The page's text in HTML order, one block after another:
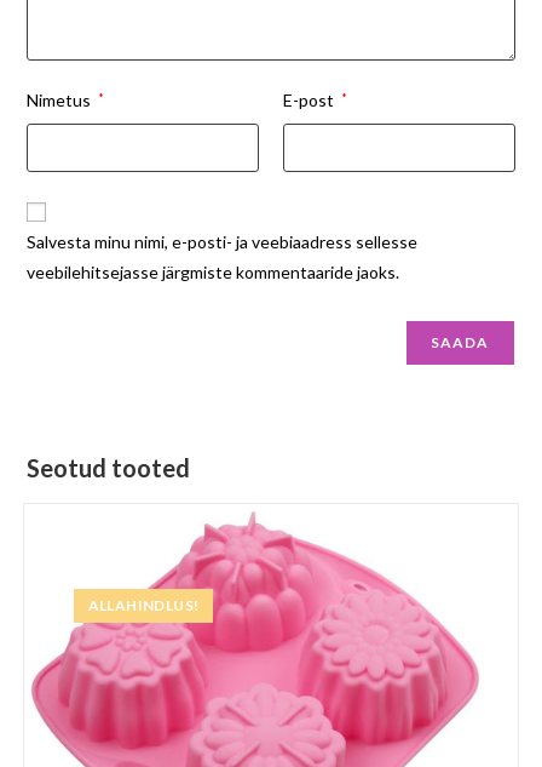
Nimetus * E-post *
Salvesta minu nimi, e-posti- ja veebiaadress sellesse
veebilehitsejasse järgmiste kommentaaride jaoks.
Seotud tooted
ALLAHINDLUS!